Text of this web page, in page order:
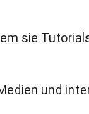
sie
und